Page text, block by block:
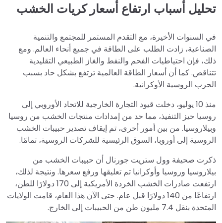
تحليل أسباب ارتفاع أسعار كريات الخشب
في السنوات الأخيرة، مع التقدم المستمر للمجتمع والتنمية
الصناعية، زادت الطلب على الطاقة في جميع أنحاء العالم. ومع
ذلك، فإن احتياطيات الفحم والنفط والغاز الطبيعي التقليدية
تتناقص. كما أن أسعار الطاقة العالمية ترتفع بشكل حاد بسبب
الحرب الروسية الأوكرانية.
منذ 10 يوليو، دخلت قيود التجارة الخارجية للاتحاد الأوروبي إلى
روسيا حيز التنفيذ، مما حد من إمدادات منتجات الخشب من روسيا
وبيلاروسيا. من بين أمور أخرى، تم إيقاف تصدير حبيبات الخشب
الروسية إلى أوروبا، السوق الرئيسية للشركات الروسية، تمامًا.
ذكرت صحيفة وول ستريت جورنال أن حبيبات الخشب من
بيلاروسيا وروسيا وأوكرانيا تم تعليقها ورفع سعرها. ونتيجة لذلك،
ارتفعت صادرات الخشب الخردة الأمريكية إلى 170 دولارًا للطن،
ارتفاعًا من 140 دولارًا قبل عام. حتى الآن هذا العام، قامت الولايات
المتحدة بنقل 7.4 مليون طن من الحبيبات إلى الخارج.